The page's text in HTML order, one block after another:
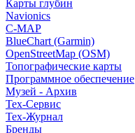
Карты глубин
Navionics
C-MAP
BlueChart (Garmin)
OpenStreetMap (OSM)
Топографические карты
Программное обеспечение
Музей - Архив
Tex-Сервис
Тех-Журнал
Бренды